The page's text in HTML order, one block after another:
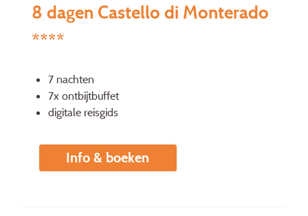
8 dagen Castello di Monterado
****
7 nachten
7x ontbijtbuffet
digitale reisgids
Info & boeken